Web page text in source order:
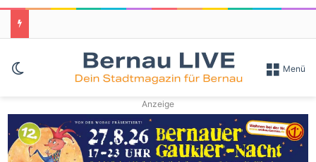
Skin umschalten Menü
Anzeige